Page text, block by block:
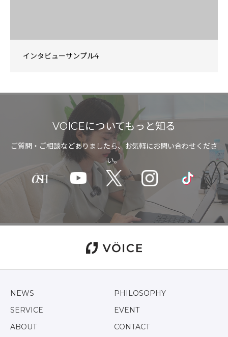
インタビューサンプル4
VOICEについてもっと知る
ご質問・ご相談などありましたら、お気軽にお問い合わせくださ
い。
NEWS
PHILOSOPHY
SERVICE
EVENT
ABOUT
CONTACT